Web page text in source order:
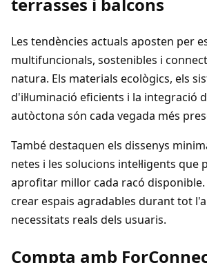
Les tendències actuals aposten per
multifuncionals, sostenibles i
natura. Els materials ecològics, els
d'il·luminació eficients i la integració
autòctona són cada vegada més
També destaquen els dissenys
netes i les solucions intel·ligents que
aprofitar millor cada racó disponible.
crear espais agradables durant tot
necessitats reals dels usuaris.
Compta amb